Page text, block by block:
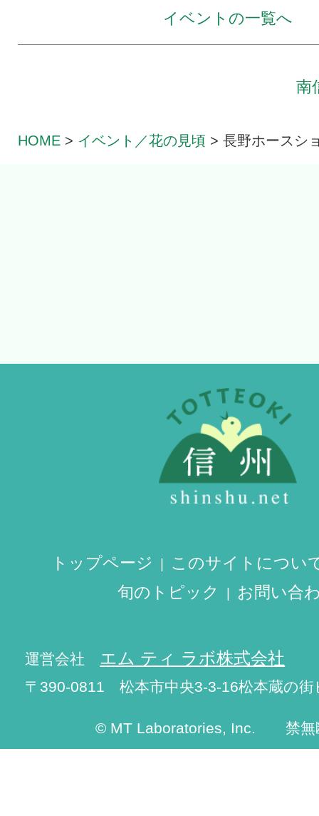
イベントの一覧へ
南
HOME > イベント／花の見頃 >長野ホースシ
トップページ
このサイトについ
旬のトピック
お問い合
運営会社 エム ティ ラボ株式会社
〒390-0811 松本市中央3-3-16松本蔵の街
© MT Laboratories, Inc. 禁無